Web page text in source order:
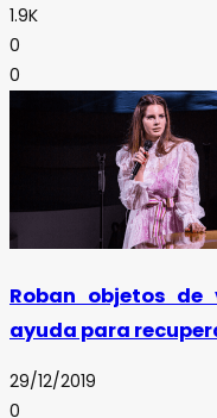
1.9K
0
0
Roban objetos
ayuda para
29/12/2019
0